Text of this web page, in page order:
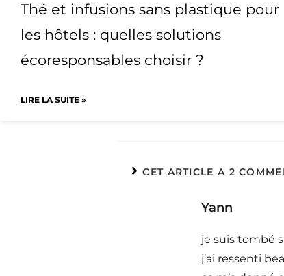
Thé et infusions sans plastique pour
les hôtels : quelles solutions
écoresponsables choisir ?
LIRE LA SUITE »
CET ARTICLE A 2
Yann
je suis tombé
j’ai ressenti